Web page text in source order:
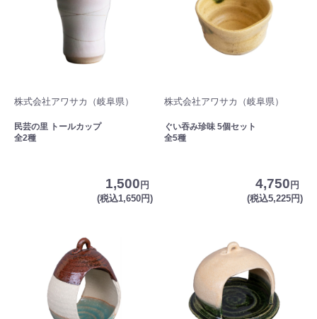
株式会社アワサカ（岐阜県）
民芸の里 トールカップ
全2種
1,500 円
(税込1,650円)
株式会社アワサカ（岐阜県）
ぐい吞み珍味 5個セット
全5種
4,750 円
(税込5,225円)